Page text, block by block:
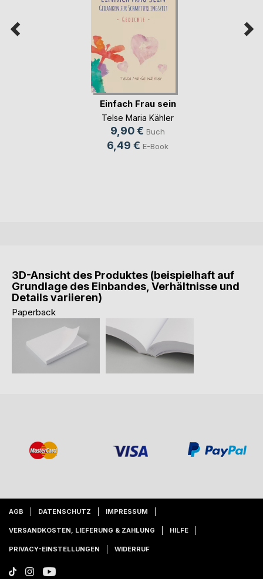
Einfach Frau sein
Telse Maria Kähler
9,90 € Buch
6,49 € E-Book
3D-Ansicht des Produktes (beispielhaft auf
Grundlage des Einbandes, Verhältnisse und
Details variieren)
Paperback
AGB DATENSCHUTZ IMPRESSUM
VERSANDKOSTEN, LIEFERUNG & ZAHLUNG HILFE
PRIVACY-EINSTELLUNGEN WIDERRUF